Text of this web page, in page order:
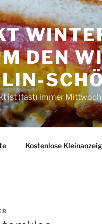
DEN
ist (fast) immer
Kostenlose